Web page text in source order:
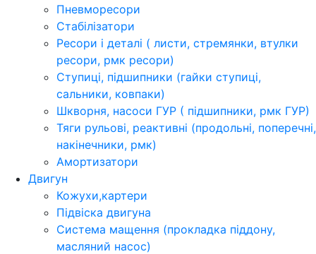
Пневморесори
Стабілізатори
Ресори і деталі ( листи, стремянки, втулки
ресори, рмк ресори)
Ступиці, підшипники (гайки ступиці,
сальники, ковпаки)
Шкворня, насоси ГУР ( підшипники, рмк ГУР)
Тяги рульові, реактивні (продольні, поперечні,
накінечники, рмк)
Амортизатори
Двигун
Кожухи,картери
Підвіска двигуна
Система мащення (прокладка піддону,
масляний насос)